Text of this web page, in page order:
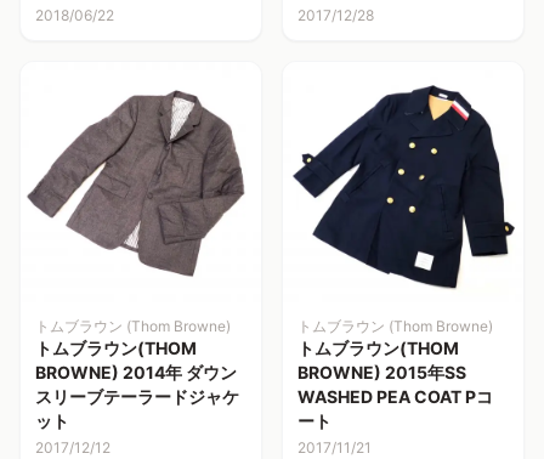
2018/06/22 2017/12/28
トムブラウン (Thom Browne)
トムブラウン(THOM
BROWNE) 2014年 ダウン
スリーブテーラードジャケ
ット
2017/12/12
トムブラウン (Thom Browne)
トムブラウン(THOM
BROWNE) 2015年SS
WASHED PEA COAT Pコ
ート
2017/11/21